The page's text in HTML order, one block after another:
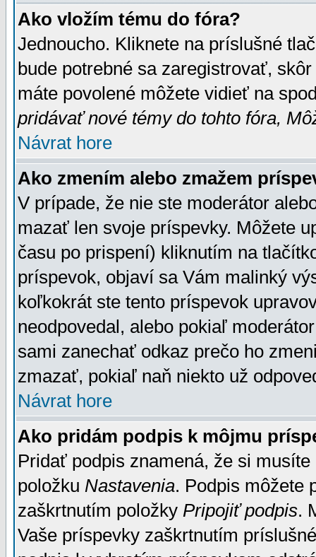
Ako vložím tému do fóra?
Jednoucho. Kliknete na príslušné
bude potrebné sa zaregistrovať,
máte povolené môžete vidieť na
pridávať nové témy do tohto fóra,
Návrat hore
Ako zmením alebo zmažem
V prípade, že nie ste moderátor
mazať len svoje príspevky. Môžete
času po prispení) kliknutím na
príspevok, objaví sa Vám malinký
koľkokrát ste tento príspevok
neodpovedal, alebo pokiaľ
sami zanechať odkaz prečo ho
zmazať, pokiaľ naň niekto už
Návrat hore
Ako pridám podpis k môjmu
Pridať podpis znamená, že si
položku Nastavenia. Podpis môžete
zaškrtnutím položky Pripojiť podpis.
Vaše príspevky zaškrtnutím